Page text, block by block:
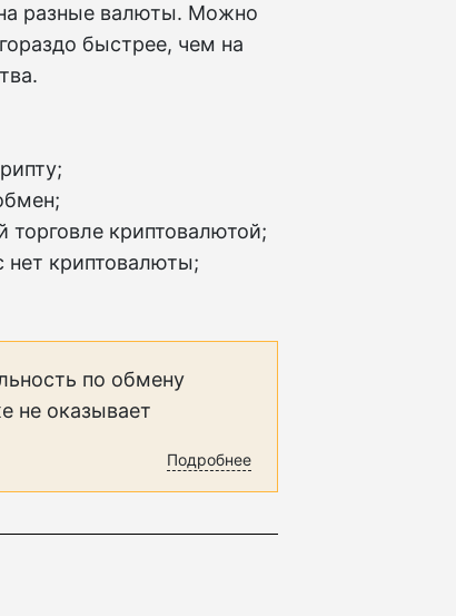
разные валюты. Можно
быстрее, чем на
торговле криптовалютой;
нет криптовалюты;
по обмену
не оказывает
Подробнее